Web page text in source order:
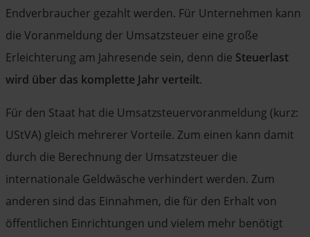
Endverbraucher gezahlt werden. Für Unternehmen kann
die Voranmeldung der Umsatzsteuer eine große
Erleichterung am Jahresende sein, denn die Steuerlast
wird über das komplette Jahr verteilt.
Für den Staat hat die Umsatzsteuervoranmeldung (kurz:
UStVA) gleich mehrerer Vorteile. Zum einen kann damit
durch die Berechnung der Umsatzsteuer die
internationale Geldwäsche verhindert werden. Zum
anderen sind das Einnahmen, die für den Erhalt von
öffentlichen Einrichtungen und vielem mehr benötigt